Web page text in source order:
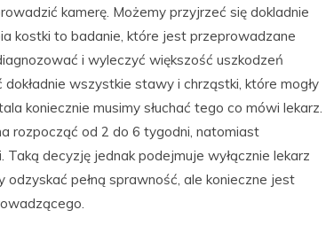
kamerę. Możemy przyjrzeć się dokladnie
kostki to badanie, które jest przeprowadzane
i wyleczyć większość uszkodzeń
wszystkie stawy i chrząstki, które mogły
koniecznie musimy słuchać tego co mówi lekarz.
rozpocząć od 2 do 6 tygodni, natomiast
decyzję jednak podejmuje wyłącznie lekarz
pełną sprawność, ale konieczne jest